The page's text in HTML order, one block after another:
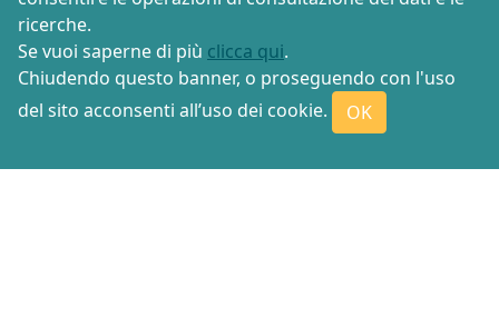
ricerche.
Se vuoi saperne di più clicca qui.
Chiudendo questo banner, o proseguendo con l'uso
del sito acconsenti all’uso dei cookie.
OK